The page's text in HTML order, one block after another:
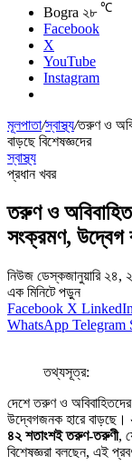
Bogra ২৮ ℃
Facebook
X
YouTube
Instagram
মূলপাতা/স্বাস্থ্য/তরুণ ও
বাড়ছে বিশেষজ্ঞদের
স্বাস্থ্য
প্রধান খবর
তরুণ ও
সংক্রমণ, উদ্বেগ
নিউজ ডেস্কজানুয়ারি ২৪,
এক মিনিটে পড়ুন
Facebook X LinkedIn
WhatsApp Telegram
তথ্যসূত্র:
দেশে তরুণ ও
উদ্বেগজনক হারে বাড়ছে।
৪২ শতাংশই তরুণ-তরুণী,
বিশেষজ্ঞরা বলছেন, এই